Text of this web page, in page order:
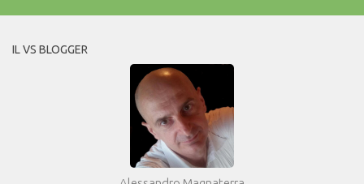
IL VS BLOGGER